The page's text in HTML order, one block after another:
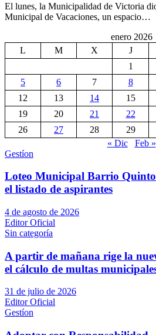
El lunes, la Municipalidad de Victoria
Municipal de Vacaciones, un espacio…
enero 2026
L
M X J
1
5
6 7 8
12
13 14 15
19
20 21 22
26
27 28 29
« Dic
Feb »
Gestíon
Loteo Municipal Barrio
el listado de aspirantes
4 de agosto de 2026
Editor Oficial
Sin categoría
A partir de mañana rige la
el cálculo de multas
31 de julio de 2026
Editor Oficial
Gestíon